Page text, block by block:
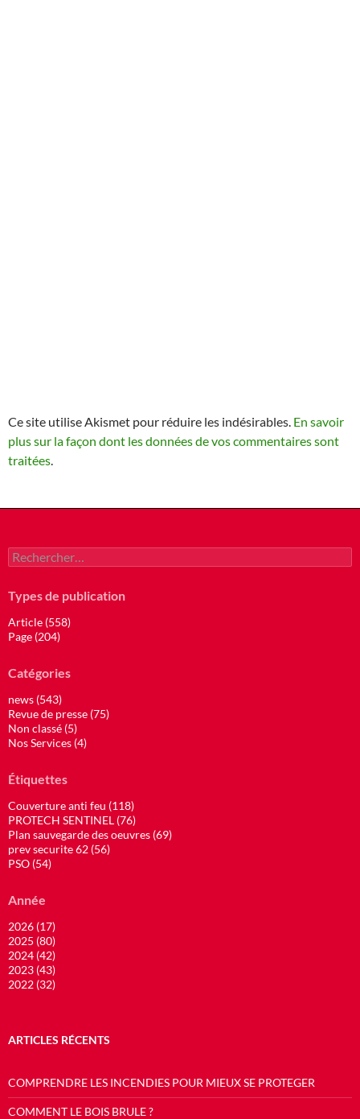
Ce site utilise Akismet pour réduire les indésirables. En savoir
plus sur la façon dont les données de vos commentaires sont
traitées
Rechercher :
Types de publication
Article (558)
Page (204)
Catégories
news (543)
Revue de presse (75)
Non classé (5)
Nos Services (4)
Étiquettes
Couverture anti feu (118)
PROTECH SENTINEL (76)
Plan sauvegarde des oeuvres (69)
prev securite 62 (56)
PSO (54)
Année
2026 (17)
2025 (80)
2024 (42)
2023 (43)
2022 (32)
ARTICLES RÉCENTS
COMPRENDRE LES INCENDIES POUR MIEUX SE PROTEGER
COMMENT LE BOIS BRULE ?